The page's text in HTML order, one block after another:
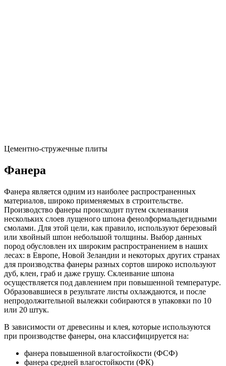
Цементно-стружечные плиты
Фанера
Фанера является одним из наиболее распространенных
материалов, широко применяемых в строительстве.
Производство фанеры происходит путем склеивания
нескольких слоев лущеного шпона фенолформальдегидными
смолами. Для этой цели, как правило, используют березовый
или хвойный шпон небольшой толщины. Выбор данных
пород обусловлен их широким распространением в наших
лесах: в Европе, Новой Зеландии и некоторых других странах
для производства фанеры разных сортов широко используют
дуб, клен, граб и даже грушу. Склеивание шпона
осуществляется под давлением при повышенной температуре.
Образовавшиеся в результате листы охлаждаются, и после
непродолжительной вылежки собираются в упаковки по 10
или 20 штук.
В зависимости от древесины и клея, которые используются
при производстве фанеры, она классифицируется на:
фанера повышенной влагостойкости (ФСФ)
фанера средней влагостойкости (ФК)